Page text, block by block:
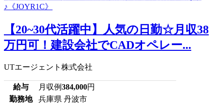
【20~30代活躍中】人気の日勤☆月収38
万円可！建設会社でCADオペレー...
UTエージェント株式会社
給与 月収例384,000円
勤務地
兵庫県 丹波市